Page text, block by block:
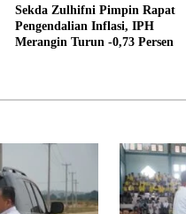
Sekda Zulhifni Pimpin Rapat
Pengendalian Inflasi, IPH
Merangin Turun -0,73 Persen